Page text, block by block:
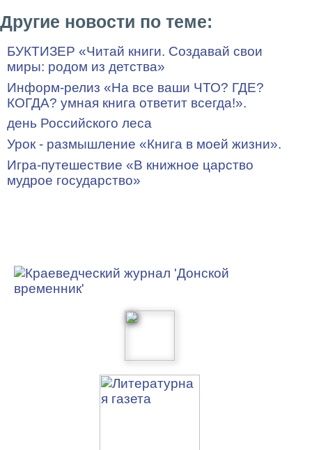
Другие новости по теме:
БУКТИЗЕР «Читай книги. Создавай свои
миры: родом из детства»
Информ-релиз «На все ваши ЧТО? ГДЕ?
КОГДА? умная книга ответит всегда!».
день Российского леса
Урок - размышление «Книга в моей жизни».
Игра-путешествие «В книжное царство
мудрое государство»